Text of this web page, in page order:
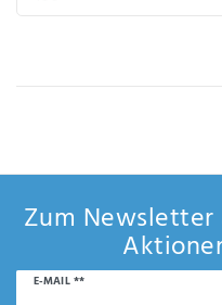
bestätige
Zum
E-MAIL **
Newsletter